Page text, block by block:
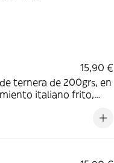
15,90 €
ternera de 200grs, en
italiano frito,